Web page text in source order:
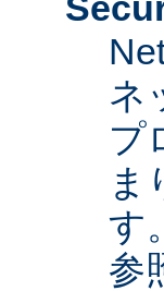
ネ
プ
ま
す。
参